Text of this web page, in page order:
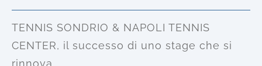
TENNIS SONDRIO & NAPOLI TENNIS
CENTER, il successo di uno stage che si
rinnova